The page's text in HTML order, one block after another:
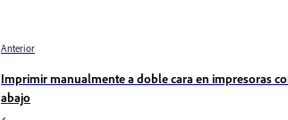
Anterior
Imprimir manualmente a doble cara en impresoras
abajo